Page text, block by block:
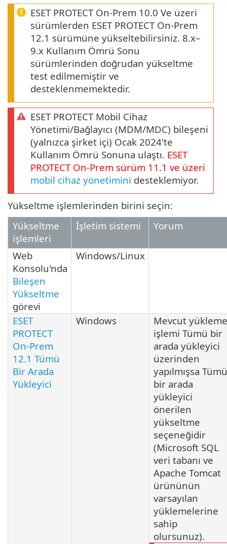
ESET PROTECT On-Prem 10.0 Ve üzeri
sürümlerden ESET PROTECT On-Prem
12.1 sürümüne yükseltebilirsiniz. 8.x–
9.x Kullanım Ömrü Sonu
sürümlerinden doğrudan yükseltme
test edilmemiştir ve
desteklenmemektedir.
ESET PROTECT Mobil Cihaz
Yönetimi/Bağlayıcı (MDM/MDC) bileşeni
(yalnızca şirket içi) Ocak 2024'te
Kullanım Ömrü Sonuna ulaştı. ESET
PROTECT On-Prem sürüm 11.1 ve üzeri
mobil cihaz yönetimini desteklemiyor.
Yükseltme işlemlerinden birini seçin:
Yükseltme
işlemleri
İşletim sistemi Yorum
Web
Konsolu'nda
Bileşen
Yükseltme
görevi
Windows/Linux
ESET
PROTECT
On-Prem
12.1 Tümü
Bir Arada
Yükleyici
Windows
Mevcut yükleme
işlemi Tümü bir
arada yükleyici
üzerinden
yapılmışsa Tümü
bir arada
yükleyici
önerilen
yükseltme
seçeneğidir
(Microsoft SQL
veri tabanı ve
Apache Tomcat
ürününün
varsayılan
yüklemelerine
sahip
olursunuz).